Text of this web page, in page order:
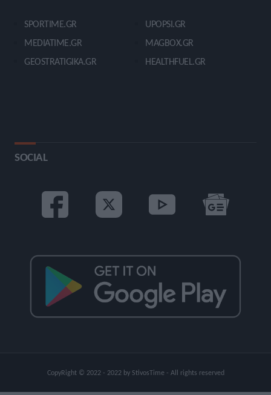
SPORTIME.GR
MEDIATIME.GR
GEOSTRATIGIKA.GR
UPOPSI.GR
MAGBOX.GR
HEALTHFUEL.GR
SOCIAL
CopyRight © 2022 - 2022 by StivosTime - All rights reserved